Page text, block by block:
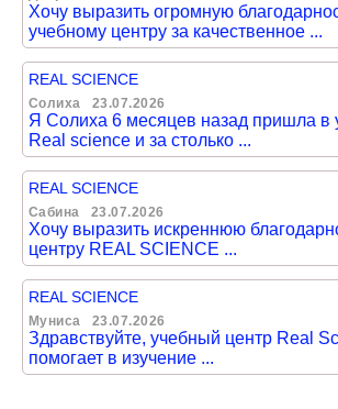
Хочу выразить огромную
учебному центру за качественное ...
REAL SCIENCE
Солиха 23.07.2026
Я Солиха 6 месяцев назад пришла в
Real science и за столько ...
REAL SCIENCE
Сабина 23.07.2026
Хочу выразить искреннюю
центру REAL SCIENCE ...
REAL SCIENCE
Муниса 23.07.2026
Здравствуйте, учебный центр Real
помогает в изучение ...